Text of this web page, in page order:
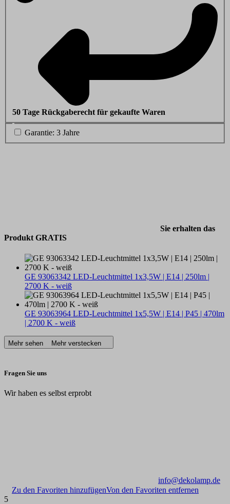
50 Tage Rückgaberecht für gekaufte Waren
Garantie: 3 Jahre
Sie erhalten das
Produkt GRATIS
GE 93063342 LED-Leuchtmittel 1x3,5W | E14 | 250lm |
2700 K - weiß
GE 93063964 LED-Leuchtmittel 1x5,5W | E14 | P45 | 470lm
| 2700 K - weiß
Mehr sehen Mehr verstecken
Fragen Sie uns
Wir haben es selbst erprobt
info@dekolamp.de
Zu den Favoriten hinzufügenVon den Favoriten entfernen
5